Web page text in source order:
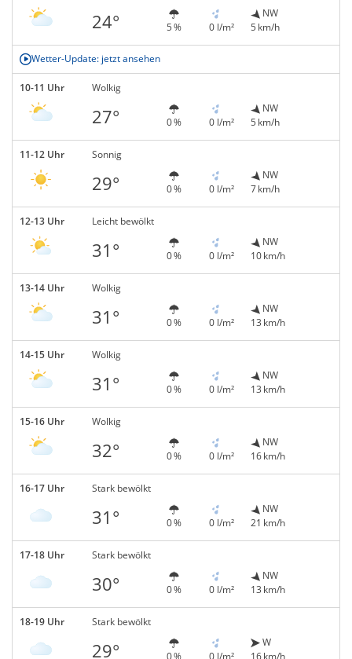
24° 5 % 0 l/m²
NW
5 km/h
Wetter-Update: jetzt ansehen
10-11 Uhr Wolkig
27° 0 % 0 l/m²
NW
5 km/h
11-12 Uhr Sonnig
29° 0 % 0 l/m²
NW
7 km/h
12-13 Uhr Leicht bewölkt
31° 0 % 0 l/m²
NW
10 km/h
13-14 Uhr Wolkig
31° 0 % 0 l/m²
NW
13 km/h
14-15 Uhr Wolkig
31° 0 % 0 l/m²
NW
13 km/h
15-16 Uhr Wolkig
32° 0 % 0 l/m²
NW
16 km/h
16-17 Uhr Stark bewölkt
31° 0 % 0 l/m²
NW
21 km/h
17-18 Uhr Stark bewölkt
30° 0 % 0 l/m²
NW
13 km/h
18-19 Uhr Stark bewölkt
29° 0 % 0 l/m²
W
16 km/h